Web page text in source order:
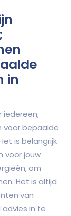
in
iedereen;
voor bepaalde
is belangrijk
voor jouw
om
Het is altijd
van
in te